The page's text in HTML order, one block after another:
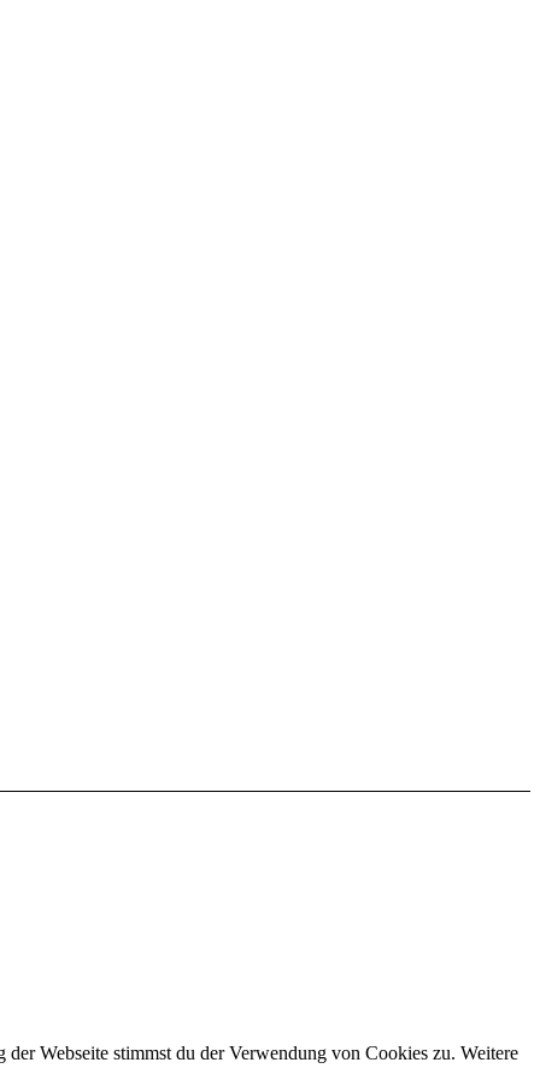
Webseite stimmst du der Verwendung von Cookies zu. Weitere